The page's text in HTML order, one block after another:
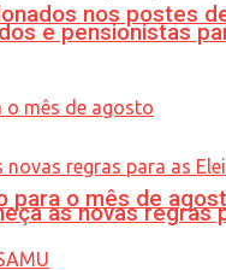
nos postes
para o mês de
e pensionistas
as novas regras